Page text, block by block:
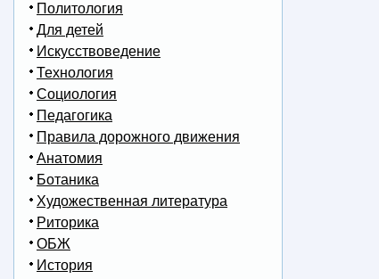
Политология
Для детей
Искусствоведение
Технология
Социология
Педагогика
Правила дорожного движения
Анатомия
Ботаника
Художественная литература
Риторика
ОБЖ
История